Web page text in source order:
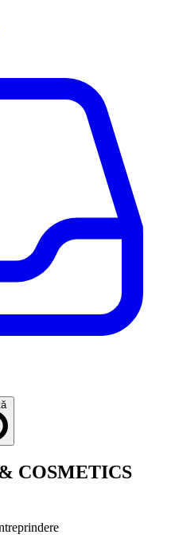
COSMETICS